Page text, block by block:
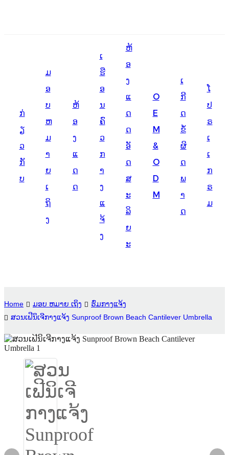
Maltese
Español
Galego
Frysk
Nederlands
Gaeilgenah
Polski
ກ່
ຽ
ວ
ກັ
ບ
ມ
ອ
ບ
ຫ
ມ
າ
ຍ
ເ
ຖິ
ງ
ຫ້
ອ
ງ
ແ
ດ
ດ
ເ
ຮື
ອ
ນ
ຄົ
ວ
ກ
າ
ງ
ແ
ຈ້
ງ
ຫ້
ອ
ງ
ແ
ດ
ດ
ອັ
ດ
ສ
ະ
ລິ
ຍ
ະ
O
E
M
&
O
D
M
ເ
ກີ
ດ
ຂໍ້
ຜິ
ດ
ພ
າ
ດ
ໂ
ປ
ຣ
ເ
ເ
ກ
ຣ
ມ
Home ມອບ ຫມາຍ ເຖິງ
ຮົ່ມກາງແຈ້ງ
ສວນເຟີນິເຈີກາງແຈ້ງ Sunproof Brown Beach Cantilever Umbrella